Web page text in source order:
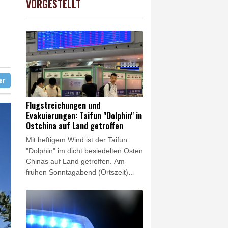
0.32%
VORGESTELLT
Flugstreichungen und
Evakuierungen: Taifun "Dolphin" in
Ostchina auf Land getroffen
Mit heftigem Wind ist der Taifun
"Dolphin" im dicht besiedelten Osten
Chinas auf Land getroffen. Am
frühen Sonntagabend (Ortszeit)
Wirbelsturms bei höchster
Warnstufe über die Küstenregion
der Provinz Zhejiang, wie Chinas
Nationales Meteorologisches